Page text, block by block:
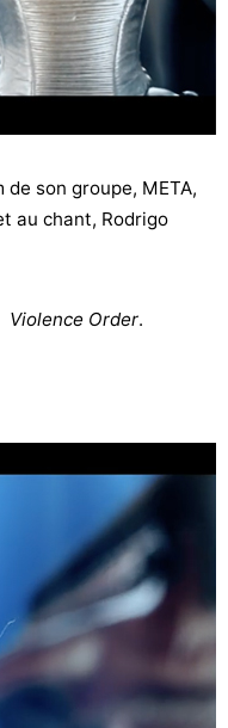
son groupe, META,
au chant, Rodrigo
Violence Order.